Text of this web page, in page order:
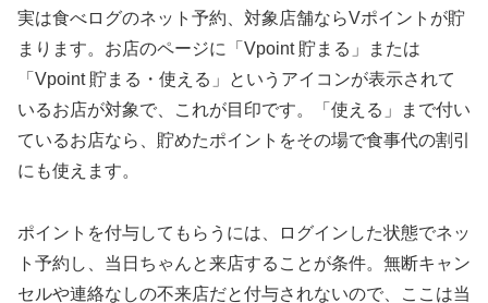
実は食べログのネット予約、対象店舗ならVポイントが貯
まります。お店のページに「Vpoint 貯まる」または
「Vpoint 貯まる・使える」というアイコンが表示されて
いるお店が対象で、これが目印です。「使える」まで付い
ているお店なら、貯めたポイントをその場で食事代の割引
にも使えます。
ポイントを付与してもらうには、ログインした状態でネッ
ト予約し、当日ちゃんと来店することが条件。無断キャン
セルや連絡なしの不来店だと付与されないので、ここは当